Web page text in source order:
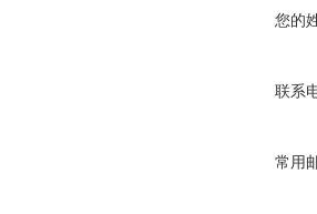
您的
联系
常用